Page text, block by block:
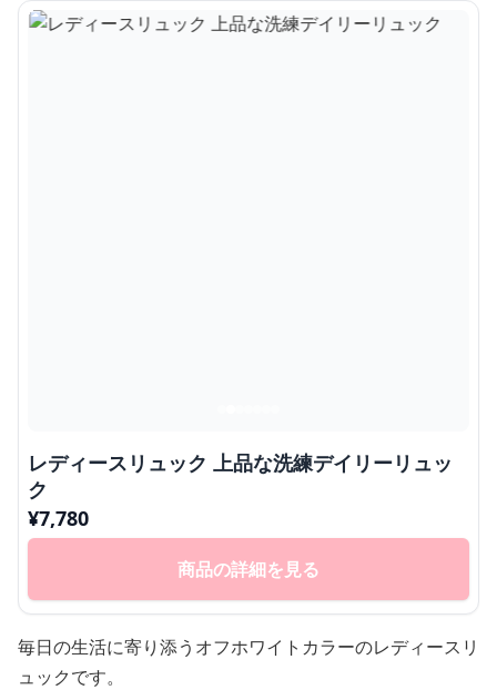
レディースリュック 上品な洗練デイリーリュッ
ク
¥7,780
商品の詳細を見る
毎日の生活に寄り添うオフホワイトカラーのレディースリ
ュックです。